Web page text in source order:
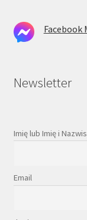
Facebook
Newsletter
Imię lub Imię i
Email